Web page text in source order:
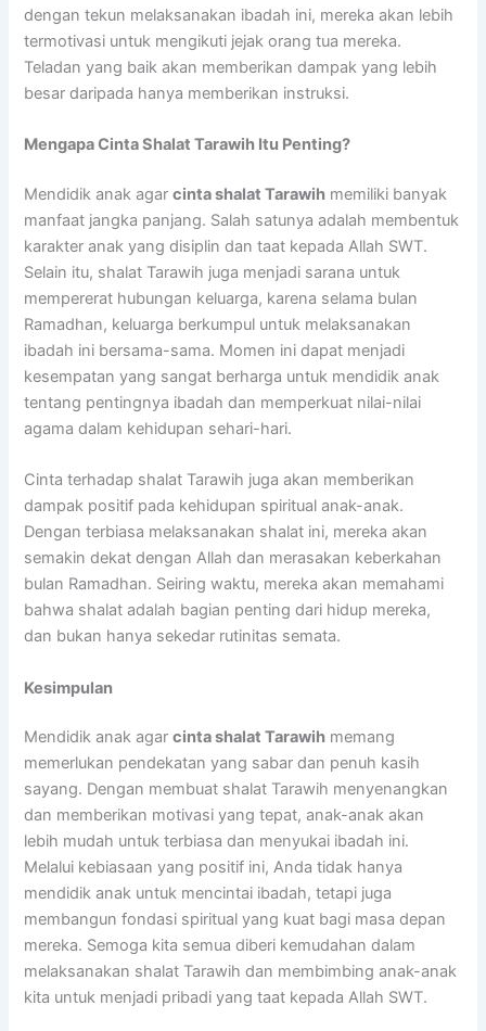
dengan tekun melaksanakan ibadah ini, mereka akan lebih
termotivasi untuk mengikuti jejak orang tua mereka.
Teladan yang baik akan memberikan dampak yang lebih
besar daripada hanya memberikan instruksi.
Mengapa Cinta Shalat Tarawih Itu Penting?
Mendidik anak agarcinta shalat Tarawih memiliki banyak
manfaat jangka panjang. Salah satunya adalah membentuk
karakter anak yang disiplin dan taat kepada Allah SWT.
Selain itu, shalat Tarawih juga menjadi sarana untuk
mempererat hubungan keluarga, karena selama bulan
Ramadhan, keluarga berkumpul untuk melaksanakan
ibadah ini bersama-sama. Momen ini dapat menjadi
kesempatan yang sangat berharga untuk mendidik anak
tentang pentingnya ibadah dan memperkuat nilai-nilai
agama dalam kehidupan sehari-hari.
Cinta terhadap shalat Tarawih juga akan memberikan
dampak positif pada kehidupan spiritual anak-anak.
Dengan terbiasa melaksanakan shalat ini, mereka akan
semakin dekat dengan Allah dan merasakan keberkahan
bulan Ramadhan. Seiring waktu, mereka akan memahami
bahwa shalat adalah bagian penting dari hidup mereka,
dan bukan hanya sekedar rutinitas semata.
Kesimpulan
Mendidik anak agarcinta shalat Tarawih memang
memerlukan pendekatan yang sabar dan penuh kasih
sayang. Dengan membuat shalat Tarawih menyenangkan
dan memberikan motivasi yang tepat, anak-anak akan
lebih mudah untuk terbiasa dan menyukai ibadah ini.
Melalui kebiasaan yang positif ini, Anda tidak hanya
mendidik anak untuk mencintai ibadah, tetapi juga
membangun fondasi spiritual yang kuat bagi masa depan
mereka. Semoga kita semua diberi kemudahan dalam
melaksanakan shalat Tarawih dan membimbing anak-anak
kita untuk menjadi pribadi yang taat kepada Allah SWT.